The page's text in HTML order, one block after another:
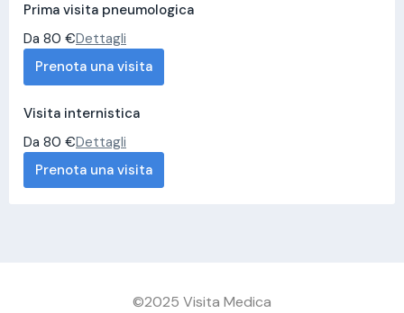
Prima visita pneumologica
Da 80 €Dettagli
Prenota una visita
Visita internistica
Da 80 €Dettagli
Prenota una visita
©2025 Visita Medica